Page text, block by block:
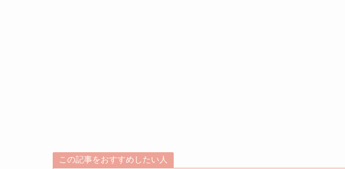
この記事をおすすめしたい人